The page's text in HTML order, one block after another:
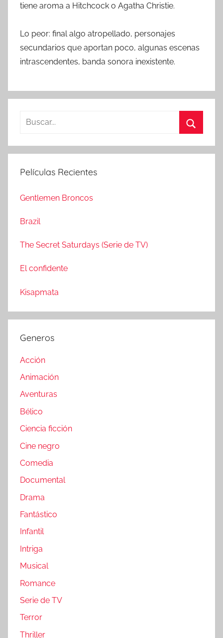
tiene aroma a Hitchcock o Agatha Christie.
Lo peor: final algo atropellado, personajes
secundarios que aportan poco, algunas escenas
intrascendentes, banda sonora inexistente.
s
a
:
u
Películas Recientes
Gentlemen Broncos
Brazil
The Secret Saturdays (Serie de TV)
El confidente
Kisapmata
Generos
Acción
Animación
Aventuras
Bélico
Ciencia ficción
Cine negro
Comedia
Documental
Drama
Fantástico
Infantil
Intriga
Musical
Romance
Serie de TV
Terror
Thriller